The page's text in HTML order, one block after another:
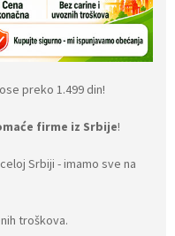
preko 1.499 din!
firme iz Srbije!
Srbiji - imamo sve na
troškova.